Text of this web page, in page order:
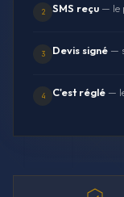
2 SMS reçu — le
3 Devis signé —
4 C'est réglé —